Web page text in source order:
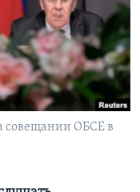
совещании ОБСЕ в